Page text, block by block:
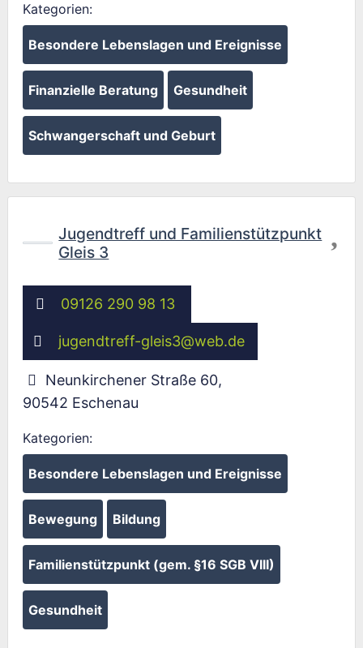
Kategorien:
Besondere Lebenslagen und Ereignisse
Finanzielle Beratung Gesundheit
Schwangerschaft und Geburt
Jugendtreff und Familienstützpunkt
Gleis 3
09126 290 98 13
jugendtreff-gleis3@web.de
Neunkirchener Straße 60,
90542 Eschenau
Kategorien:
Besondere Lebenslagen und Ereignisse
Bewegung Bildung
Familienstützpunkt (gem. §16 SGB VIII)
Gesundheit